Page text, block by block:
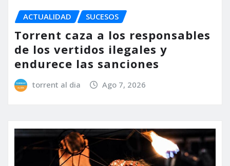
ACTUALIDAD SUCESOS
Torrent caza a los responsables
de los vertidos ilegales y
endurece las sanciones
torrent al dia Ago 7, 2026